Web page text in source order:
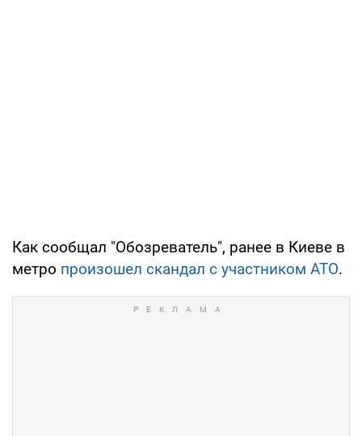
Как сообщал "Обозреватель", ранее в Киеве в
метро произошел скандал с участником АТО.